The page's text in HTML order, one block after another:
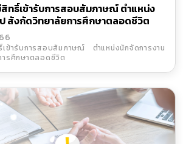
ทธิ์เข้ารับการสอบสัมภาษณ์ ตำแหน่ง
สังกัดวิทยาลัยการศึกษาตลอดชีวิต
สอบสัมภาษณ์ ตำแหน่งนักจัดการงาน
รศึกษาตลอดชีวิต